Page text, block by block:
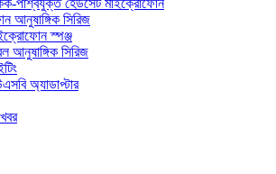
পার্শ্বযুক্ত হেডসেট মাইক্রোফোন
আনুষাঙ্গিক সিরিজ
স্পঞ্জ
আনুষাঙ্গিক সিরিজ
অ্যাডাপ্টার